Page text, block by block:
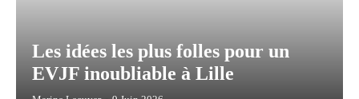
Les idées les plus folles pour un
EVJF inoubliable à Lille